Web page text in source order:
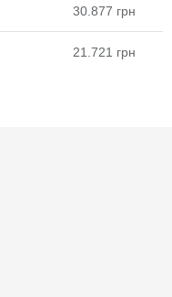
30.877 грн
21.721 грн